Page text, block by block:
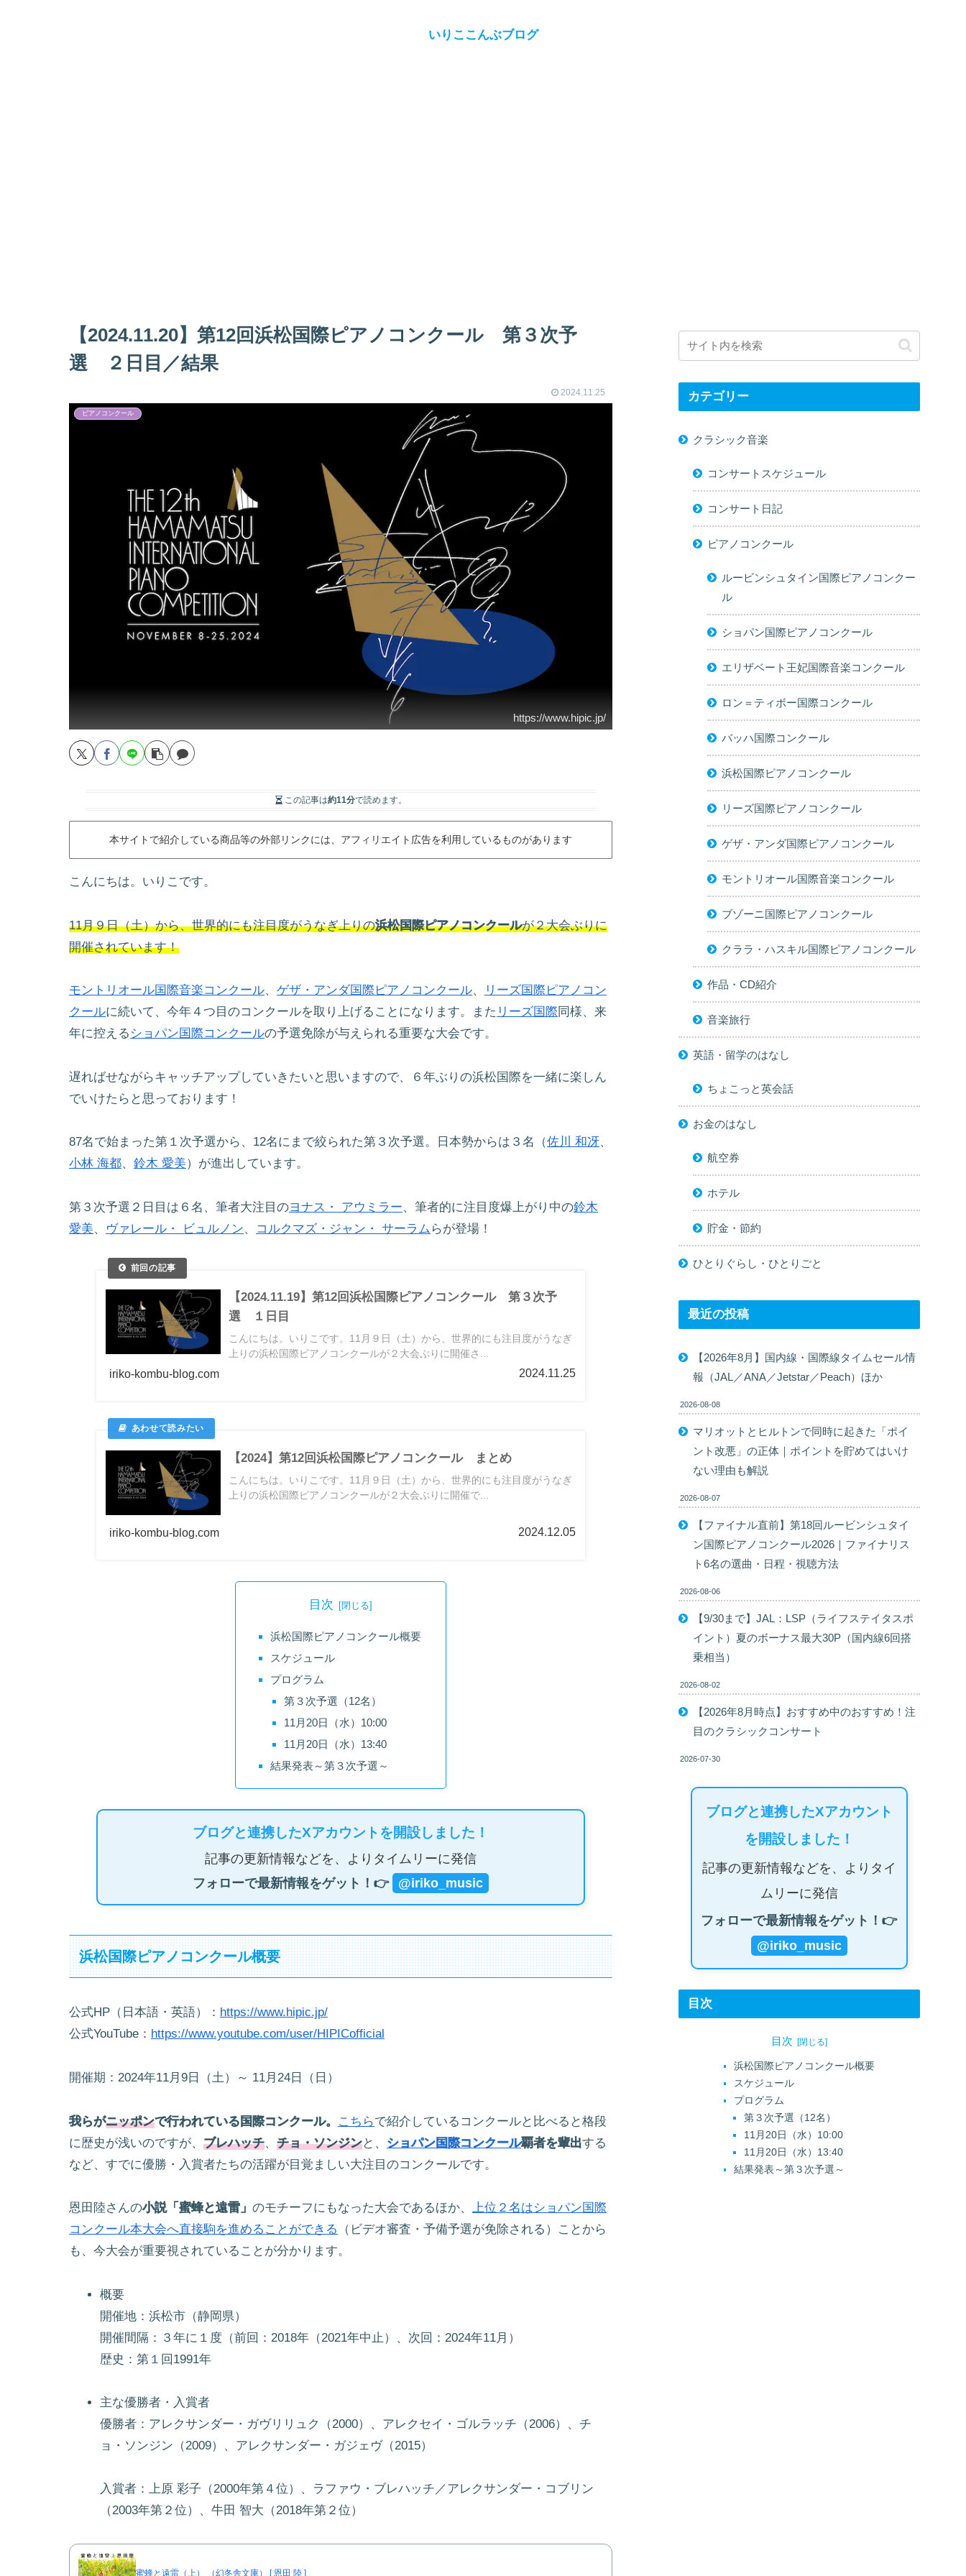
いりここんぶブログ
【2024.11.20】第12回浜松国際ピアノコンクール 第３次予
選 ２日目／結果
2024.11.25
ピアノコンクール
https://www.hipic.jp/
この記事は約11分で読めます。
本サイトで紹介している商品等の外部リンクには、アフィリエイト広告を利用しているものがあります
こんにちは。いりこです。
11月９日（土）から、世界的にも注目度がうなぎ上りの浜松国際ピアノコンクールが２大会ぶりに
開催されています！
モントリオール国際音楽コンクール、 ゲザ・アンダ国際ピアノコンクール、
リーズ国際ピアノコン
クールに続いて、今年４つ目のコンクールを取り上げることになります。また リーズ国際 同様、来
年に控える ショパン国際コンクールの予選免除が与えられる重要な大会です。
遅ればせながらキャッチアップしていきたいと思いますので、６年ぶりの浜松国際を一緒に楽しん
でいけたらと思っております！
87名で始まった第１次予選から、12名にまで絞られた第３次予選。日本勢からは３名（佐川 和冴、
小林 海都、 鈴木 愛美）が進出しています。
第３次予選２日目は６名、筆者大注目のヨナス・ アウミラー、筆者的に注目度爆上がり中の鈴木
愛美、 ヴァレール・ ビュルノン、 コルクマズ・ジャン・ サーラム らが登場！
【2024.11.19】第12回浜松国際ピアノコンクール 第３次予
選 １日目
こんにちは。いりこです。11月９日（土）から、世界的にも注目度がうなぎ
上りの浜松国際ピアノコンクールが２大会ぶりに開催さ...
iriko-kombu-blog.com 2024.11.25
【2024】第12回浜松国際ピアノコンクール まとめ
こんにちは。いりこです。11月９日（土）から、世界的にも注目度がうなぎ
上りの浜松国際ピアノコンクールが２大会ぶりに開催で...
iriko-kombu-blog.com 2024.12.05
目次
浜松国際ピアノコンクール概要
スケジュール
プログラム
第３次予選（12名）
11月20日（水）10:00
11月20日（水）13:40
結果発表～第３次予選～
ブログと連携したXアカウントを開設しました！
記事の更新情報などを、よりタイムリーに発信
フォローで最新情報をゲット！👉
@iriko_music
浜松国際ピアノコンクール概要
公式HP（日本語・英語）： https://www.hipic.jp/
公式YouTube： https://www.youtube.com/user/HIPICofficial
開催期：2024年11月9日（土）～ 11月24日（日）
我らがニッポンで行われている国際コンクール。 こちらで紹介しているコンクールと比べると格段
に歴史が浅いのですが、 ブレハッチ、 チョ・ソンジンと、 ショパン国際コンクール覇者を輩出する
など、すでに優勝・入賞者たちの活躍が目覚ましい大注目のコンクールです。
恩田陸さんの小説「蜜蜂と遠雷」 のモチーフにもなった大会であるほか、 上位２名はショパン国際
コンクール本大会へ直接駒を進めることができる
（ビデオ審査・予備予選が免除される）ことから
も、今大会が重要視されていることが分かります。
概要
開催地：浜松市（静岡県）
開催間隔：３年に１度（前回：2018年（2021年中止）、次回：2024年11月）
歴史：第１回1991年
主な優勝者・入賞者
優勝者：アレクサンダー・ガヴリリュク（2000）、アレクセイ・ゴルラッチ（2006）、チ
ョ・ソンジン（2009）、アレクサンダー・ガジェヴ（2015）
入賞者：上原 彩子（2000年第４位）、ラファウ・ブレハッチ／アレクサンダー・コブリン
（2003年第２位）、牛田 智大（2018年第２位）
蜜蜂と遠雷（上） （幻冬舎文庫） [ 恩田 陸 ]
カテゴリー
クラシック音楽
コンサートスケジュール
コンサート日記
ピアノコンクール
ルービンシュタイン国際ピアノコンクー
ル
ショパン国際ピアノコンクール
エリザベート王妃国際音楽コンクール
ロン＝ティボー国際コンクール
バッハ国際コンクール
浜松国際ピアノコンクール
リーズ国際ピアノコンクール
ゲザ・アンダ国際ピアノコンクール
モントリオール国際音楽コンクール
ブゾーニ国際ピアノコンクール
クララ・ハスキル国際ピアノコンクール
作品・CD紹介
音楽旅行
英語・留学のはなし
ちょこっと英会話
お金のはなし
航空券
ホテル
貯金・節約
ひとりぐらし・ひとりごと
最近の投稿
【2026年8月】国内線・国際線タイムセール情
報（JAL／ANA／Jetstar／Peach）ほか
2026-08-08
マリオットとヒルトンで同時に起きた「ポイ
ント改悪」の正体｜ポイントを貯めてはいけ
ない理由も解説
2026-08-07
【ファイナル直前】第18回ルービンシュタイ
ン国際ピアノコンクール2026｜ファイナリス
ト6名の選曲・日程・視聴方法
2026-08-06
【9/30まで】JAL：LSP（ライフステイタスポ
イント）夏のボーナス最大30P（国内線6回搭
乗相当）
2026-08-02
【2026年8月時点】おすすめ中のおすすめ！注
目のクラシックコンサート
2026-07-30
ブログと連携したXアカウント
を開設しました！
記事の更新情報などを、よりタイ
ムリーに発信
フォローで最新情報をゲット！👉
@iriko_music
目次
目次
浜松国際ピアノコンクール概要
スケジュール
プログラム
第３次予選（12名）
11月20日（水）10:00
11月20日（水）13:40
結果発表～第３次予選～